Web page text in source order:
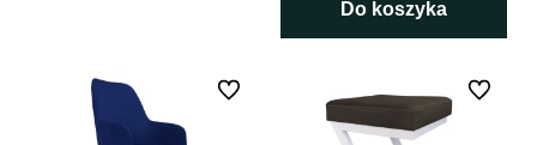
Do koszyka
Do ulubionych Do